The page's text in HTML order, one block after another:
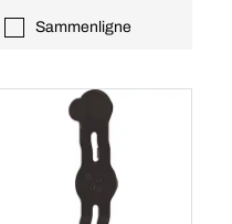
Sammenligne